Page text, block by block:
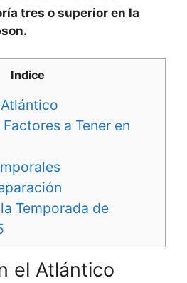
tres o superior en la
Indice
a Tener en
Temporada de
el Atlántico